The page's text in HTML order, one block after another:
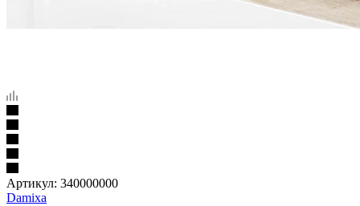
Артикул: 340000000
Damixa